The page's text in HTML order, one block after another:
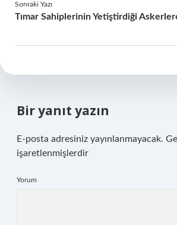
Sonraki Yazı
Tımar Sahiplerinin Yetiştirdiği
Bir yanıt yazın
E-posta adresiniz yayınlanmayacak.
işaretlenmişlerdir
Yorum